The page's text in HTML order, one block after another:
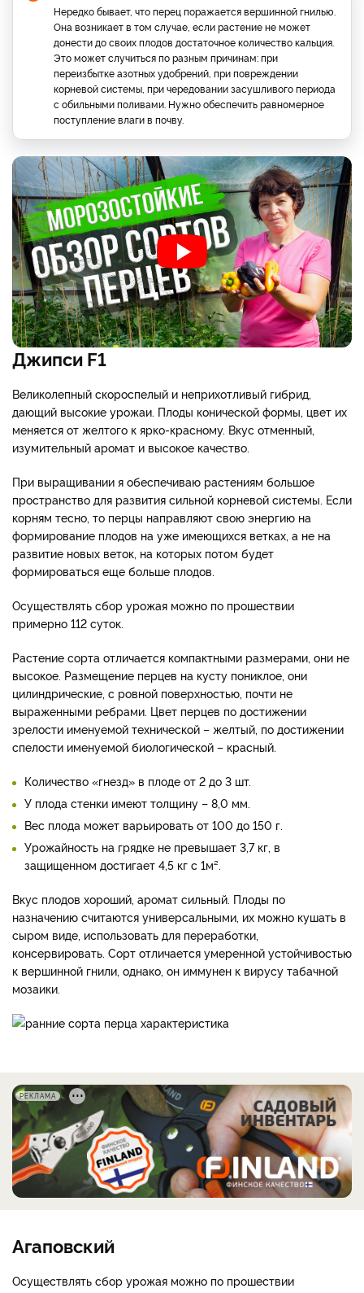
Нередко бывает, что перец поражается вершинной гнилью.
Она возникает в том случае, если растение не может
донести до своих плодов достаточное количество кальция.
Это может случиться по разным причинам: при
переизбытке азотных удобрений, при повреждении
корневой системы, при чередовании засушливого периода
с обильными поливами. Нужно обеспечить равномерное
поступление влаги в почву.
Джипси F1
Великолепный скороспелый и неприхотливый гибрид,
дающий высокие урожаи. Плоды конической формы, цвет их
меняется от желтого к ярко-красному. Вкус отменный,
изумительный аромат и высокое качество.
При выращивании я обеспечиваю растениям большое
пространство для развития сильной корневой системы. Если
корням тесно, то перцы направляют свою энергию на
формирование плодов на уже имеющихся ветках, а не на
развитие новых веток, на которых потом будет
формироваться еще больше плодов.
Осуществлять сбор урожая можно по прошествии
примерно 112 суток.
Растение сорта отличается компактными размерами, они не
высокое. Размещение перцев на кусту пониклое, они
цилиндрические, с ровной поверхностью, почти не
выраженными ребрами. Цвет перцев по достижении
зрелости именуемой технической – желтый, по достижении
спелости именуемой биологической – красный.
Количество «гнезд» в плоде от 2 до 3 шт.
У плода стенки имеют толщину – 8,0 мм.
Вес плода может варьировать от 100 до 150 г.
Урожайность на грядке не превышает 3,7 кг, в
защищенном достигает 4,5 кг с 1м².
Вкус плодов хороший, аромат сильный. Плоды по
назначению считаются универсальными, их можно кушать в
сыром виде, использовать для переработки,
консервировать. Сорт отличается умеренной устойчивостью
к вершинной гнили, однако, он иммунен к вирусу табачной
мозаики.
РЕКЛАМА
Агаповский
Осуществлять сбор урожая можно по прошествии